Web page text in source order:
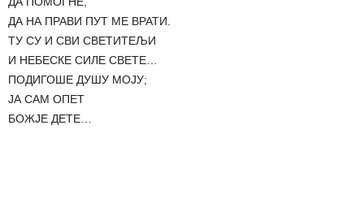
ДА НА ПРАВИ ПУТ МЕ ВРАТИ.
ТУ СУ И СВИ СВЕТИТЕЉИ
И НЕБЕСКЕ СИЛЕ СВЕТЕ…
ПОДИГОШЕ ДУШУ МОЈУ;
ЈА САМ ОПЕТ
БОЖЈЕ ДЕТЕ…